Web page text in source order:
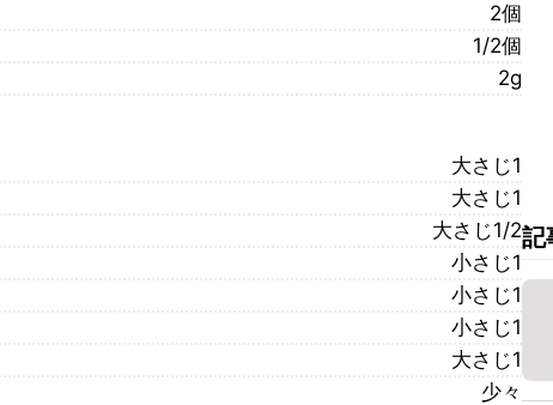
2個
1/2個
2g
大さじ1
大さじ1
大さじ1/2
小さじ1
小さじ1
小さじ1
大さじ1
少々
記